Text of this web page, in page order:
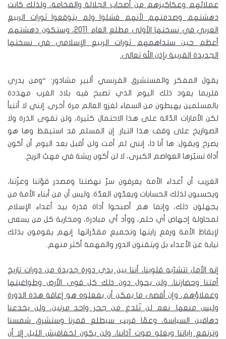
عملائهم وعكاكيزهم من أصحاب الجلالة والفخامة، ولذلك كانت
دهشتهم وصدمتهم لأنهم فشلوا ولم يتوقعوا ثورات الربيع
العربي في نسختها الأولى مطلع العام 2011، وستكون دهشتهم
أعظم حين ستداهمهم ثورات الربيع الإسلامي في نسختها
الجديدة القريبة بإذن الله تعالى.
يقول المفكر والمستشرق الفرنسي ألبير مشادور: “ومن يدري
فلربما يعود ذلك اليوم الذي تصبح فيه بلاد الغرب مهددة
بالمسلمين يهبطون من السماء لغزو العالم مرة أخرى. إنني لا أتنبأ
لكن الأمارات الدّالة على هذا الاحتمال كثيرة، ولن تقوى الذرة ولا
الصواريخ على وقف هذا التيار. إن المسلم قد استيقظ وها هو
يصرخ ويقول: ها أنا ذا، إنني لم أمت ولن أقبل بعد اليوم أن أكون
أداة تسيّرها العواصم الكبرى، لا لن أكون ريشة في مهبّ الريح.
الغريب أن أعداء الأمة يعرفون سرّ نهضتنا ومصدر قوّتنا وعزّتنا،
ويحسبون لذلك الحسابات ويعدّون العدّة. وليس أن من أبناء الأمة من
يجهلون ذلك، وإنما هم أصبحوا أداة قذرة بيد أعداء الإسلام
لمحاولة إجهاض أي حلم، ووأد أي مبادرة، ومحاربة كل من يسعى
لإيقاظ الأمة ورفع رايتها وتجميع مقدّراتها. إنهم يقومون بذلك
نيابة عن الأعداء بل ويتقنون الدور والمهمة أكثر منهم.
إنه الأمل تتشرّبه قلوبنا، أننا بين يدي دورة جديدة من دورات تاريخ
أمتنا وحضارتنا، ولن يحول دون ذلك كل قوى الأرض وطواغيتها
وعملاؤهم، وإن أقصى ما يمكن أن يفعلوه هو إعاقة هذه الدورة
وليس منعها. نعم لن نُلدغ من جحر واحد مرتين، ولن يخدعنا
دهاقين السياسة، وعمّا قريب سيطلع قمرنا وستشرق شمسنا
وترتفع راياتنا ويعلو صوت آذاننا، ولن يكون لخفافيش الليل إلا أن